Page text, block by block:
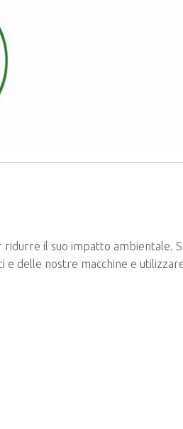
il suo impatto ambientale.
delle nostre macchine e